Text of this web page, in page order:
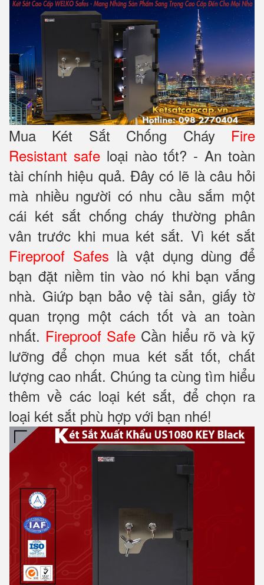
Mua Két Sắt Chống Cháy Fire
Resistant safeloại nào tốt? - An toàn
tài chính hiệu quả. Đây có lẽ là câu hỏi
mà nhiều người có nhu cầu sắm một
cái két sắt chống cháy thường phân
vân trước khi mua két sắt. Vì két sắt
Fireproof Safes là vật dụng dùng để
bạn đặt niềm tin vào nó khi bạn vắng
nhà. Giứp bạn bảo vệ tài sản, giấy tờ
quan trọng một cách tốt và an toàn
nhất. Fireproof Safe Cần hiểu rõ và kỹ
lưỡng để chọn mua két sắt tốt, chất
lượng cao nhất. Chúng ta cùng tìm hiểu
thêm về các loại két sắt, để chọn ra
loại két sắt phù hợp với bạn nhé!